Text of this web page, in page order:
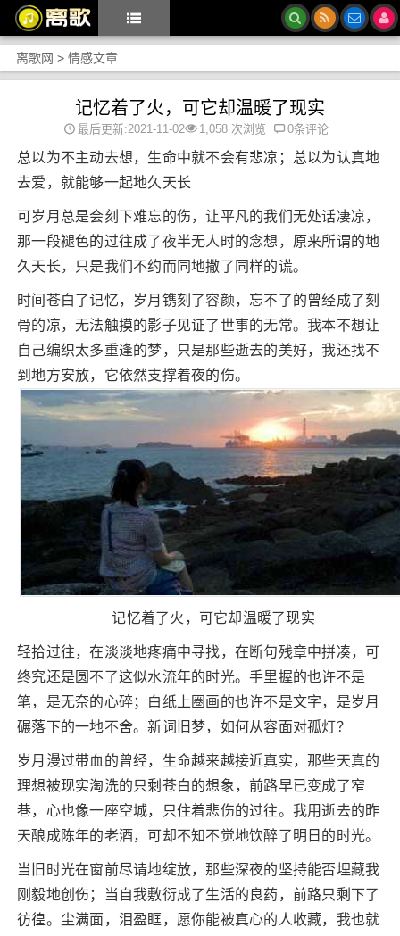
离歌网 > 情感文章
记忆着了火，可它却温暖了现实
最后更新:2021-11-02 1,058 次浏览 0条评论
总以为不主动去想，生命中就不会有悲凉；总以为认真地
去爱，就能够一起地久天长
可岁月总是会刻下难忘的伤，让平凡的我们无处话凄凉，
那一段褪色的过往成了夜半无人时的念想，原来所谓的地
久天长，只是我们不约而同地撒了同样的谎。
时间苍白了记忆，岁月镌刻了容颜，忘不了的曾经成了刻
骨的凉，无法触摸的影子见证了世事的无常。我本不想让
自己编织太多重逢的梦，只是那些逝去的美好，我还找不
到地方安放，它依然支撑着夜的伤。
记忆着了火，可它却温暖了现实
轻拾过往，在淡淡地疼痛中寻找，在断句残章中拼凑，可
终究还是圆不了这似水流年的时光。手里握的也许不是
笔，是无奈的心碎；白纸上圈画的也许不是文字，是岁月
碾落下的一地不舍。新词旧梦，如何从容面对孤灯？
岁月漫过带血的曾经，生命越来越接近真实，那些天真的
理想被现实淘洗的只剩苍白的想象，前路早已变成了窄
巷，心也像一座空城，只住着悲伤的过往。我用逝去的昨
天酿成陈年的老酒，可却不知不觉地饮醉了明日的时光。
当旧时光在窗前尽请地绽放，那些深夜的坚持能否埋藏我
刚毅地创伤；当自我敷衍成了生活的良药，前路只剩下了
彷徨。尘满面，泪盈眶，愿你能被真心的人收藏，我也就